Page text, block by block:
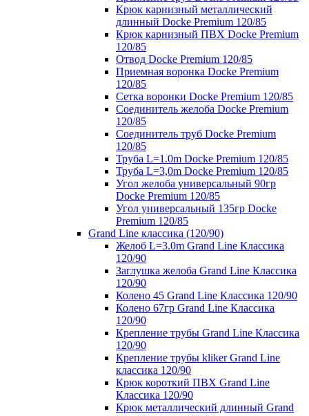
Крюк карнизный металлический
длинный Docke Premium 120/85
Крюк карнизный ПВХ Docke Premium
120/85
Отвод Docke Premium 120/85
Приемная воронка Docke Premium
120/85
Сетка воронки Docke Premium 120/85
Соединитель желоба Docke Premium
120/85
Соединитель труб Docke Premium
120/85
Труба L=1.0m Docke Premium 120/85
Труба L=3,0m Docke Premium 120/85
Угол желоба универсальный 90гр
Docke Premium 120/85
Угол универсальный 135гр Docke
Premium 120/85
Grand Line классика (120/90)
Желоб L=3.0m Grand Line Классика
120/90
Заглушка желоба Grand Line Классика
120/90
Колено 45 Grand Line Классика 120/90
Колено 67гр Grand Line Классика
120/90
Крепление трубы Grand Line Классика
120/90
Крепление трубы kliker Grand Line
классика 120/90
Крюк короткий ПВХ Grand Line
Классика 120/90
Крюк металлический длинный Grand